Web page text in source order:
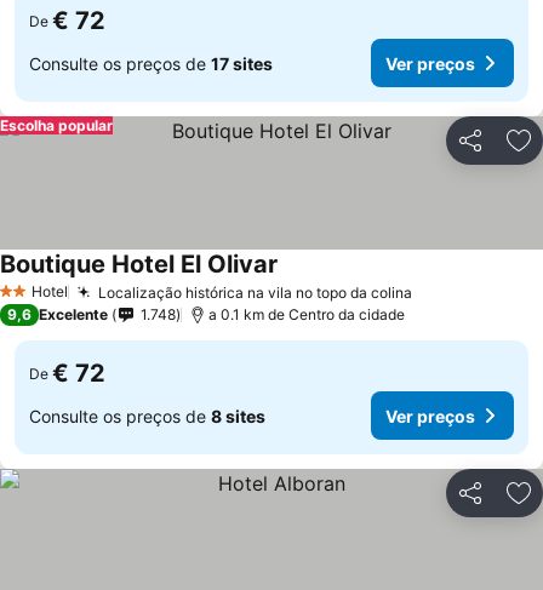
De € 72
Consulte os preços de 17 sites Ver preços
Partilhar
Escolha popular
2 Estrelas
Hotel Localização histórica na vila no topo da colina
Boutique Hotel El Olivar
9,6 Excelente 1.748 a 0.1 km de Centro da cidade
De € 72
Consulte os preços de 8 sites Ver preços
Partilhar